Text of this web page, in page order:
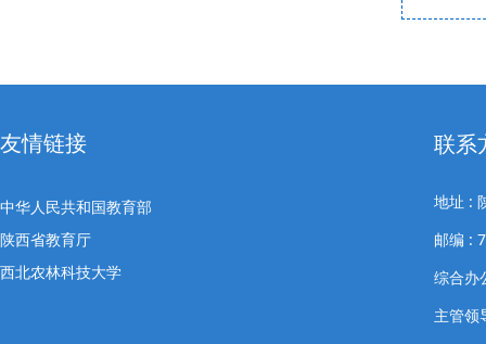
友情链接
中华人民共和国教育部
陕西省教育厅
西北农林科技大学
联系
地址 :
邮编 :
综合办
主管